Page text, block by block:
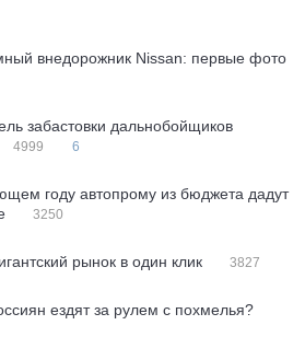
внедорожник Nissan: первые фото
забастовки дальнобойщиков
4999 6
году автопрому из бюджета дадут
3250
рынок в один клик 3827
ездят за рулем с похмелья?